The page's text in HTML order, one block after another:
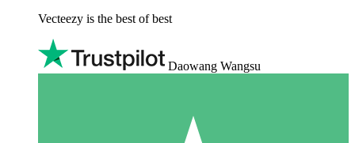
Vecteezy is the best of best
Daowang Wangsu